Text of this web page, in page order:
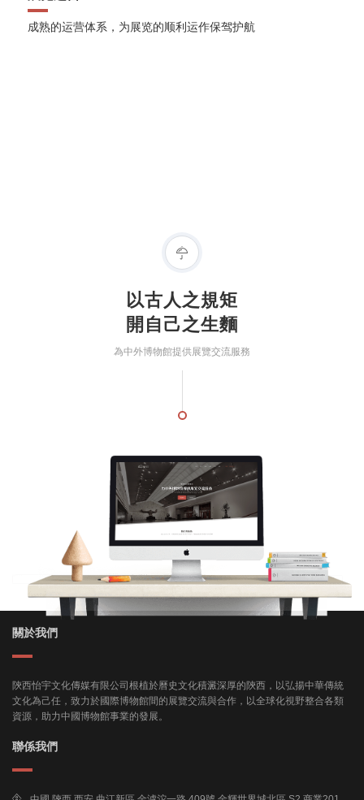
成熟的运营体系，为展览的顺利运作保驾护航
以古人之規矩
開自己之生麵
為中外博物館提供展覽交流服務
關於我們
陝西怡宇文化傳媒有限公司根植於曆史文化積澱深厚的陝西，以弘揚中華傳統
文化為己任，致力於國際博物館間的展覽交流與合作，以全球化視野整合各類
資源，助力中國博物館事業的發展。
聯係我們